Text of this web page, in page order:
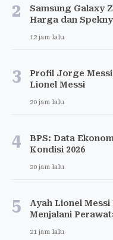
2
Samsung Galaxy
Harga dan
12 jam lalu
3
Profil Jorge
Lionel Messi
20 jam lalu
4
BPS: Data
Kondisi 2026
20 jam lalu
5
Ayah Lionel
Menjalani
21 jam lalu